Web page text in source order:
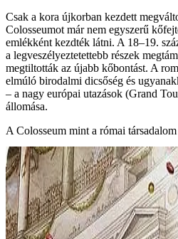
Csak a kora újkorban kezdett
Colosseumot már nem egyszerű
emlékként kezdték látni. A 18–19.
a legveszélyeztetettebb részek
megtiltották az újabb kőbontást. A
elmúló birodalmi dicsőség és
– a nagy európai utazások (Grand
állomása.
A Colosseum mint a római